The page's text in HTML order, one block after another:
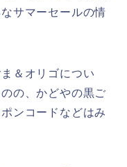
サマーセールの情
＆オリゴについ
の、かどやの黒ご
ンコードなどはみ